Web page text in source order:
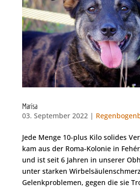
Marisa
03. September 2022 |
Jede Menge 10-plus Kilo solides
kam aus der Roma-Kolonie in
und ist seit 6 Jahren in unserer
unter starken
Gelenkproblemen, gegen die sie